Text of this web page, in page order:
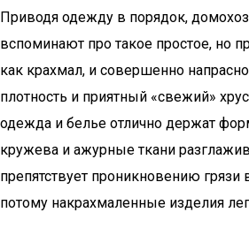
Приводя одежду в порядок,
вспоминают про такое простое, но
как крахмал, и совершенно
плотность и приятный «свежий»
одежда и белье отлично держат
кружева и ажурные ткани
препятствует проникновению грязи
потому накрахмаленные изделия